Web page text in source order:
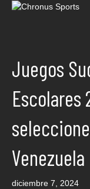
Juegos
Escolares
Venezuela
diciembre 7, 2024